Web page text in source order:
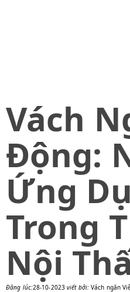
Vách
Động:
Ứng
Trong
Nội
Đăng lúc:28-10-2023viết bởi:Vách ngăn